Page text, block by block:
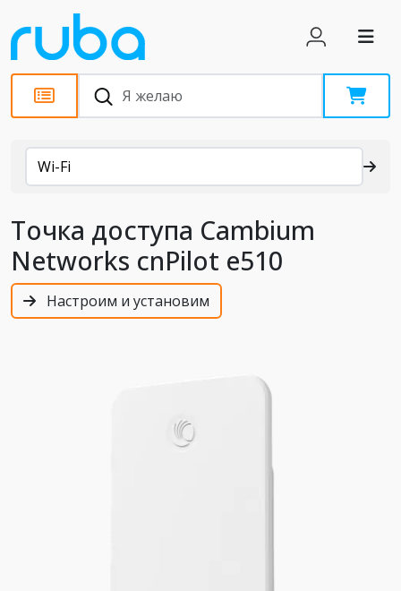
Каталог
Wi-Fi
Точка доступа Cambium
Networks cnPilot e510
Настроим и установим